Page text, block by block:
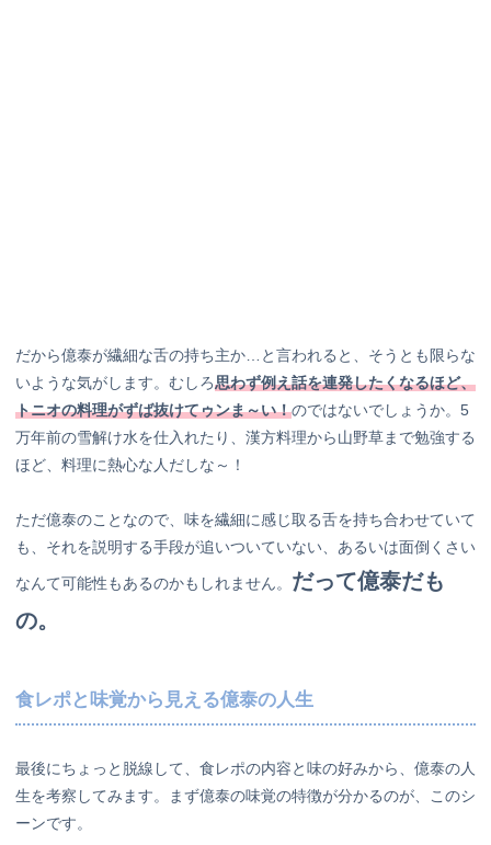
だから億泰が繊細な舌の持ち主か…と言われると、そうとも限らな
いような気がします。むしろ思わず例え話を連発したくなるほど、
トニオの料理がずば抜けてゥンま～い！のではないでしょうか。5
万年前の雪解け水を仕入れたり、漢方料理から山野草まで勉強する
ほど、料理に熱心な人だしな～！
ただ億泰のことなので、味を繊細に感じ取る舌を持ち合わせていて
も、それを説明する手段が追いついていない、あるいは面倒くさい
なんて可能性もあるのかもしれません。 だって億泰だも
の。
食レポと味覚から見える億泰の人生
最後にちょっと脱線して、食レポの内容と味の好みから、億泰の人
生を考察してみます。まず億泰の味覚の特徴が分かるのが、このシ
ーンです。